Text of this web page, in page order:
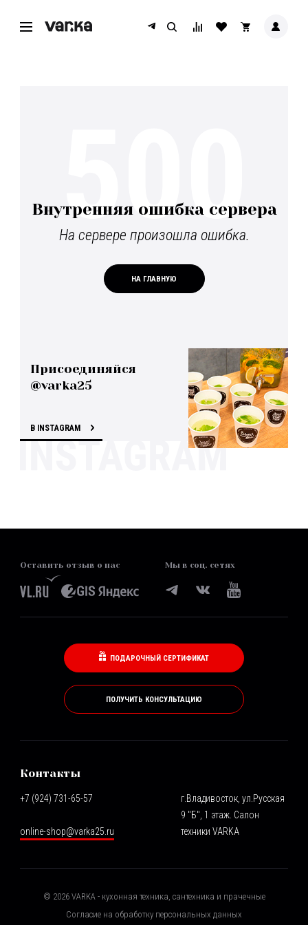
Внутренняя ошибка сервера
На сервере произошла ошибка.
НА ГЛАВНУЮ
500
Присоединяйся
@varka25
В INSTAGRAM
Оставить отзыв о нас Мы в соц. сетях
ПОДАРОЧНЫЙ СЕРТИФИКАТ
ПОЛУЧИТЬ КОНСУЛЬТАЦИЮ
Контакты
+7 (924) 731-65-57
online-shop@varka25.ru
г.Владивосток, ул.Русская
9 "Б", 1 этаж. Салон
техники VARKA
© 2026VARKA - кухонная техника, сантехника и прачечные
Согласие на обработку персональных данных